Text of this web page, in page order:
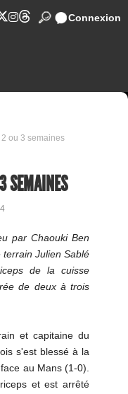
Connexion
ou 3 semaines
SEMAINES
par Chaouki Ben
Julien Sablé
de la cuisse
de deux à trois
et capitaine du
s'est blessé à la
au Mans (1-0).
et est arrêté